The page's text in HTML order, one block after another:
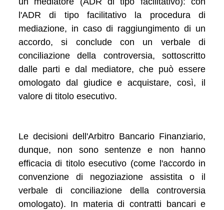
l'ADR di tipo facilitativo la procedura di
mediazione, in caso di raggiungimento di un
accordo, si conclude con un verbale di
conciliazione della controversia, sottoscritto
dalle parti e dal mediatore, che può essere
omologato dal giudice e acquistare, così, il
valore di titolo esecutivo.
Le decisioni dell'Arbitro Bancario Finanziario,
dunque, non sono sentenze e non hanno
efficacia di titolo esecutivo (come l'accordo in
convenzione di negoziazione assistita o il
verbale di conciliazione della controversia
omologato). In materia di contratti bancari e